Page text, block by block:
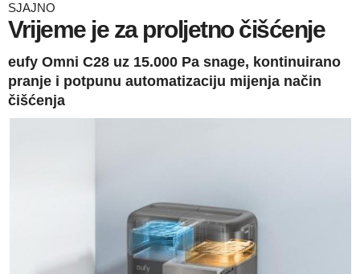
SJAJNO
Vrijeme je za proljetno čišćenje
eufy Omni C28 uz 15.000 Pa snage, kontinuirano
pranje i potpunu automatizaciju mijenja način
čišćenja